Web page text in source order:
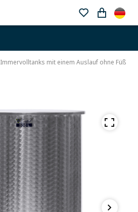
Immervolltanks mit einem Auslauf ohne Füße